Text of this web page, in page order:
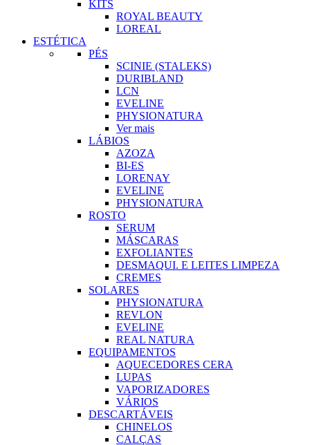
KITS
ROYAL BEAUTY
LOREAL
ESTÉTICA
PÉS
SCINIE (STALEKS)
DURIBLAND
LCN
EVELINE
PHYSIONATURA
Ver mais
LÁBIOS
AZOZA
BI-ES
LORENAY
EVELINE
PHYSIONATURA
ROSTO
SERUM
MÁSCARAS
EXFOLIANTES
DESMAQUI. E LEITES LIMPEZA
CREMES
SOLARES
PHYSIONATURA
REVLON
EVELINE
REAL NATURA
EQUIPAMENTOS
AQUECEDORES CERA
LUPAS
VAPORIZADORES
VÁRIOS
DESCARTÁVEIS
CHINELOS
CALÇAS